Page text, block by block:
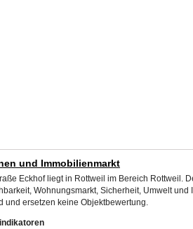
und Immobilienmarkt
Eckhof liegt in Rottweil im Bereich Rottweil.
Wohnungsmarkt, Sicherheit, Umwelt
und ersetzen keine Objektbewertung.